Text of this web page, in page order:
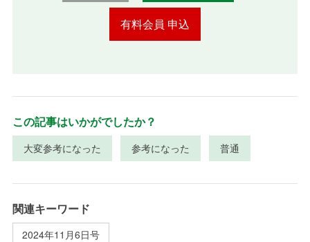
有料会員 申込
この記事はいかがでしたか？
大変参考になった 参考になった 普通
関連キーワード
2024年11月6日号